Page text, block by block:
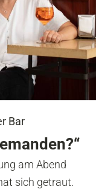
Bar
am Abend
sich getraut.